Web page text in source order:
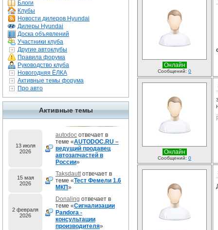
Блоги
Клубы
Новости дилеров Hyundai
Дилеры Hyundai
Доска объявлений
Участники клуба
Другие автоклубы
Правила форума
Руководство клуба
Новогодняя ЁЛКА
Активные темы форума
Про авто
Активные темы
13 июля
2026
autodoc отвечает в
теме «AUTODOC.RU –
ведущий продавец
автозапчастей в
России»
15 мая
2026
Taksdauttотвечает в
теме «Тест Фемели 1.6
МКП»
2 февраля
2026
Donaling отвечает в
теме «Сигнализации
Pandora -
консультации
производителя»
Онлайн
Сообщений: 0
Онлайн
Сообщений: 0